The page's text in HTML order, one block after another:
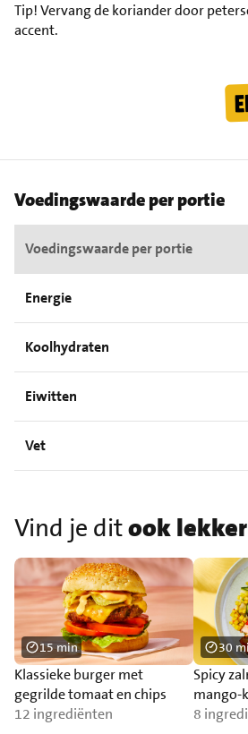
Tip!Vervang de koriander door
accent.
Voedingswaarde per portie
Voedingswaarde per portie
Energie
Koolhydraten
Eiwitten
Vet
Vind je ditook
Klassieke burger met
gegrilde tomaat en chips
12 ingrediënten
15 min
Spicy
mango-
8
30